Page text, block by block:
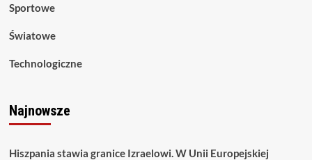
Sportowe
Światowe
Technologiczne
Najnowsze
Hiszpania stawia granice Izraelowi. W Unii Europejskiej